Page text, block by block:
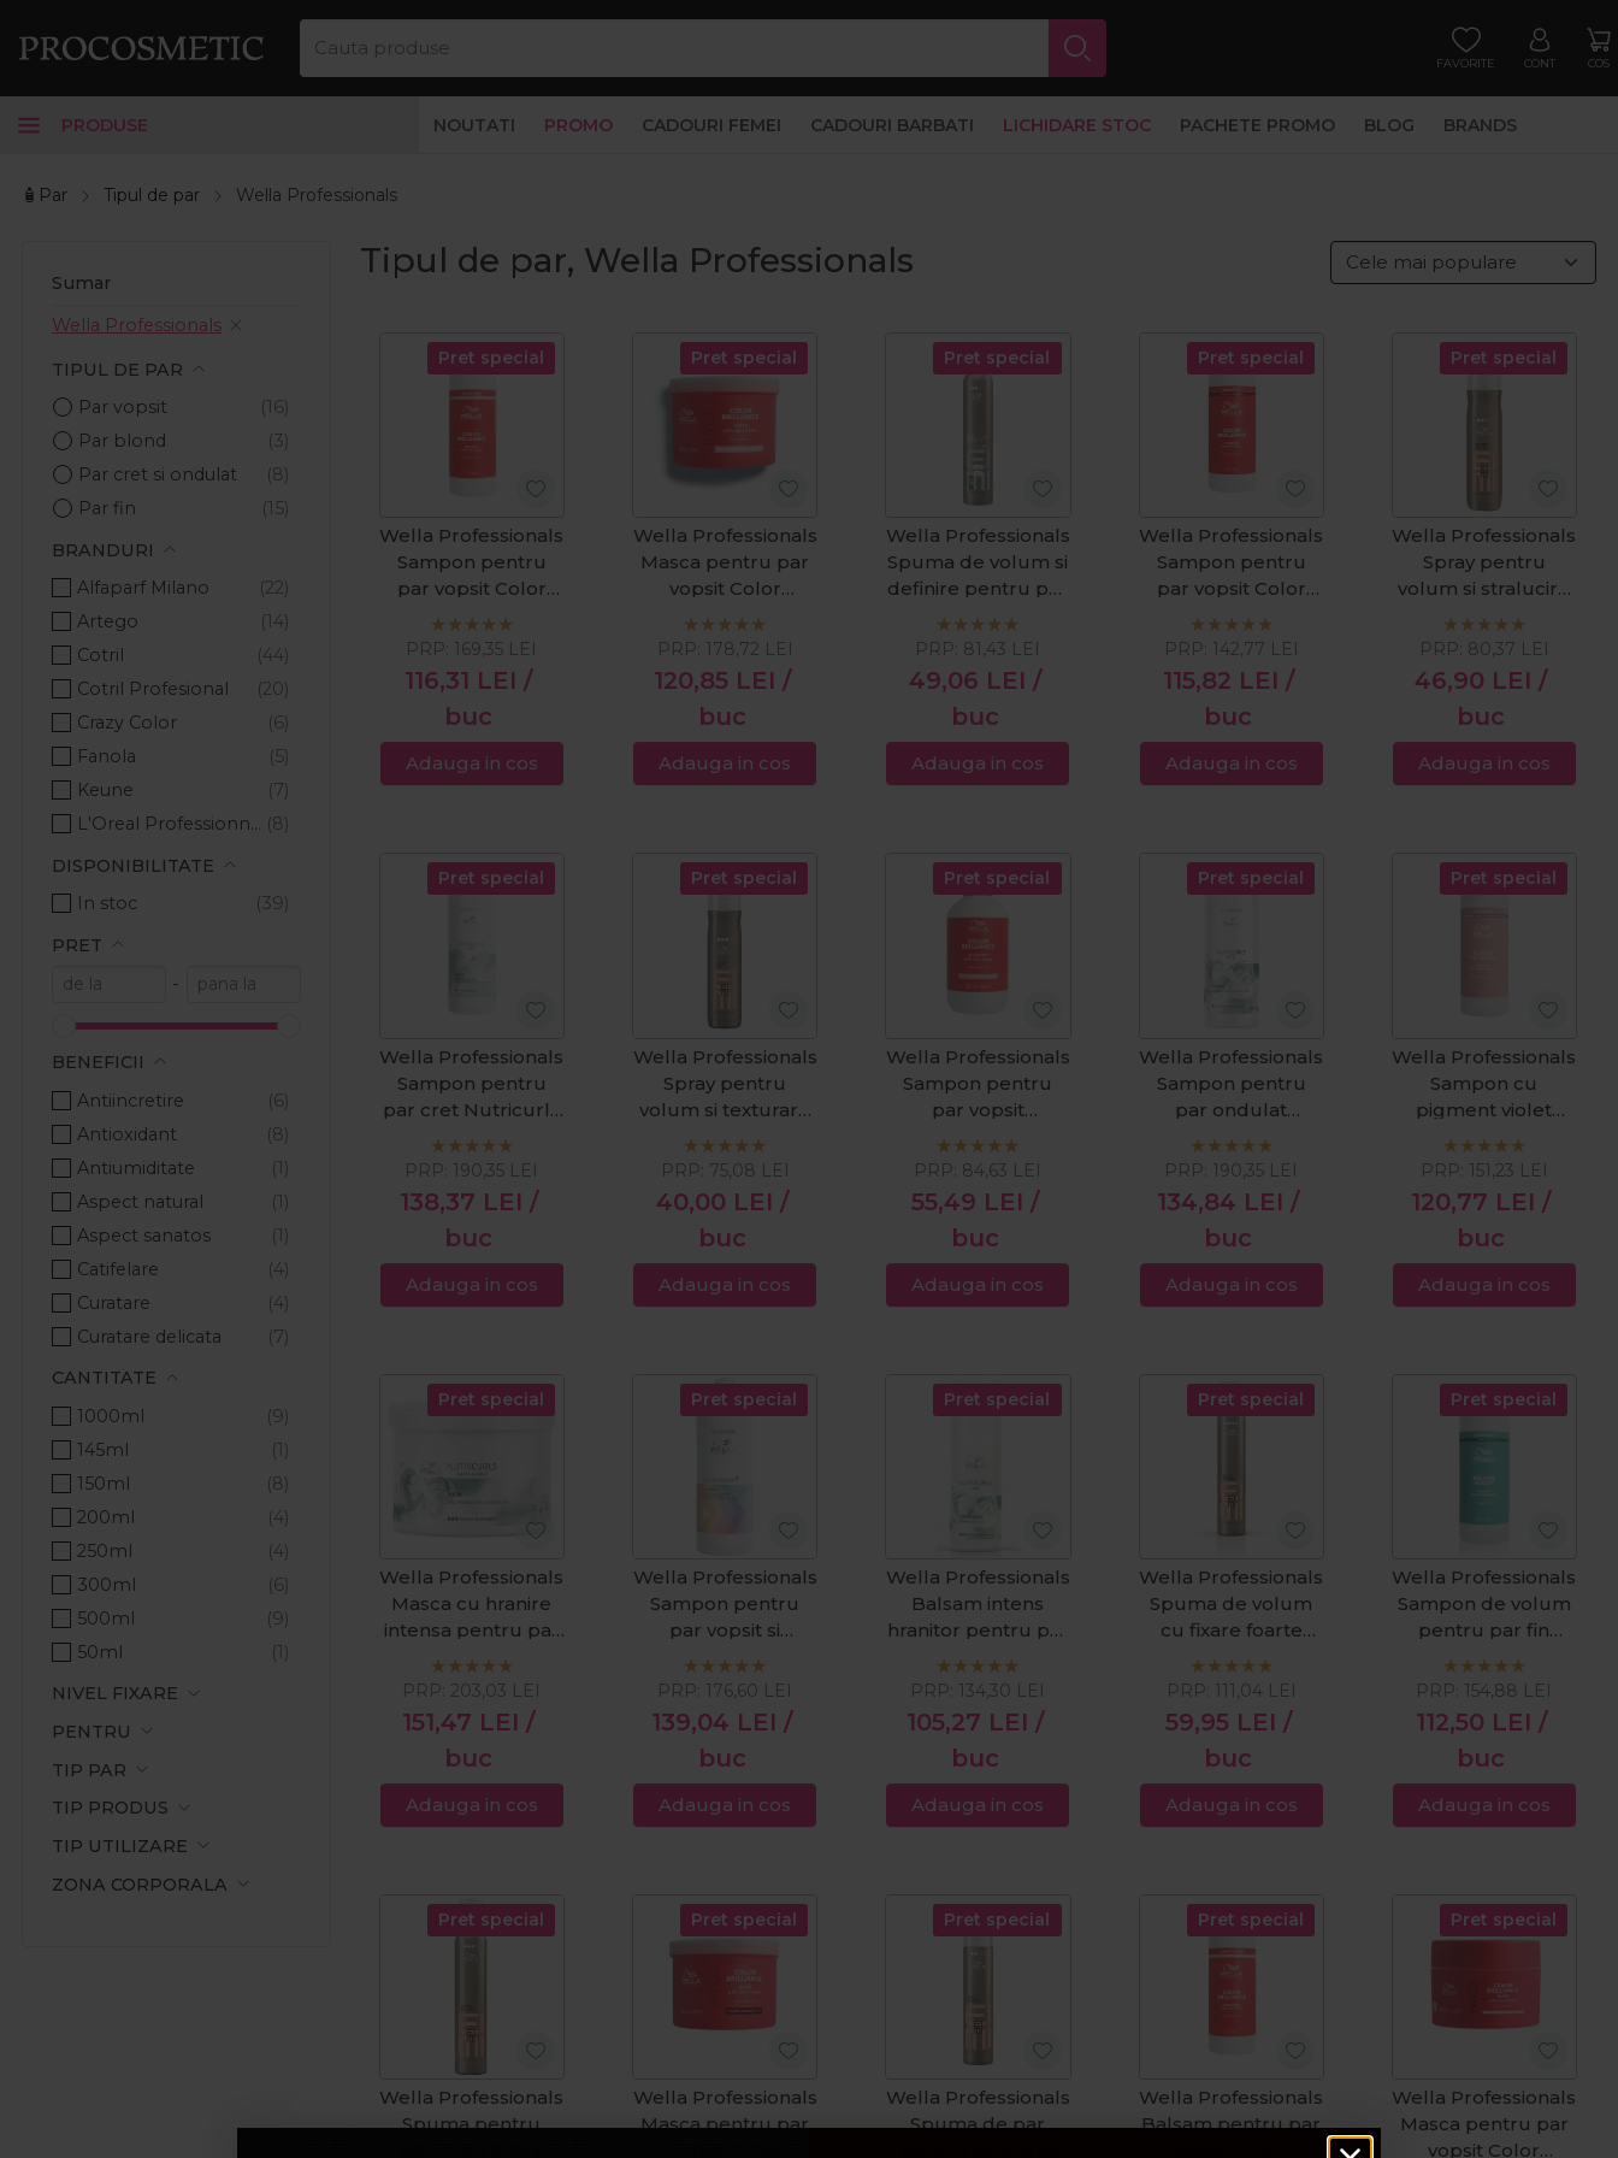
FAVORITE CONT COS
PRODUSE NOUTATI PROMO CADOURI FEMEI CADOURI BARBATI LICHIDARE STOC PACHETE PROMO BLOG BRANDS
🧴Par Tipul de par Wella Professionals
Sumar
Wella Professionals
TIPUL DE PAR
Par vopsit
Par blond
Par cret si ondulat
Par fin
BRANDURI
Alfaparf Milano
Artego
Cotril
Cotril Profesional
Crazy Color
Fanola
Keune
L'Oreal Professionnel
Lakme
Londa Professional
Pachete Promo
Ronney Professional
Wella Professionals
Wella SP
DISPONIBILITATE
In stoc
PRET
-
BENEFICII
Antiincretire
Antioxidant
Antiumiditate
Aspect natural
Aspect sanatos
Catifelare
Curatare
Curatare delicata
Curatare profunda
Luminozitate
Netezire
Par matasos
Par moale
CANTITATE
1000ml
145ml
150ml
200ml
250ml
300ml
500ml
50ml
NIVEL FIXARE
PENTRU
TIP PAR
TIP PRODUS
TIP UTILIZARE
ZONA CORPORALA
Tipul de par, Wella Professionals
Pret special
Wella Professionals
Sampon pentru
par vopsit Color
Brilliance
Fine/Medium
1000ml
116,31 LEI /
buc
PRP: 169,35 LEI
Adauga in cos
Pret special
Wella Professionals
Masca pentru par
vopsit Color
Brilliance
Fine/Medium
500ml
120,85 LEI /
buc
PRP: 178,72 LEI
Adauga in cos
Pret special
Wella Professionals
Spuma de volum si
definire pentru par
cret Eimi Nutricurls
Boost Bounce
300ml
49,06 LEI /
buc
PRP: 81,43 LEI
Adauga in cos
Pret special
Wella Professionals
Sampon pentru
par vopsit Color
Brilliance Coarse
1000ml
115,82 LEI /
buc
PRP: 142,77 LEI
Adauga in cos
Pret special
Wella Professionals
Spray pentru
volum si stralucire
Eimi Perfect Setting
150ml
46,90 LEI /
buc
PRP: 80,37 LEI
Adauga in cos
Pret special
Wella Professionals
Sampon pentru
par cret Nutricurls
Curls Medium
1000ml
138,37 LEI /
buc
PRP: 190,35 LEI
Adauga in cos
Pret special
Wella Professionals
Spray pentru
volum si texturare
Eimi Sugar Lift
150ml
40,00 LEI /
buc
PRP: 75,08 LEI
Adauga in cos
Pret special
Wella Professionals
Sampon pentru
par vopsit
fin&mediu Invigo
Color Brilliance
Fine/Medium
300ml
55,49 LEI /
buc
PRP: 84,63 LEI
Adauga in cos
Pret special
Wella Professionals
Sampon pentru
par ondulat
Nutricurls Waves
Lightweight 1000ml
134,84 LEI /
buc
PRP: 190,35 LEI
Adauga in cos
Pret special
Wella Professionals
Sampon cu
pigment violet
pentru par blond
Invigo Blonde
Recharge 1000ml
120,77 LEI /
buc
PRP: 151,23 LEI
Adauga in cos
Pret special
Wella Professionals
Masca cu hranire
intensa pentru par
cret si ondulat
Nutricurls
Waves&Curls
500ml
151,47 LEI /
buc
PRP: 203,03 LEI
Adauga in cos
Pret special
Wella Professionals
Sampon pentru
par vopsit si
deteriorat Color
Motion+ 1000ml
139,04 LEI /
buc
PRP: 176,60 LEI
Adauga in cos
Pret special
Wella Professionals
Balsam intens
hranitor pentru par
cret Nutricurls
Curlixir 150ml
105,27 LEI /
buc
PRP: 134,30 LEI
Adauga in cos
Pret special
Wella Professionals
Spuma de volum
cu fixare foarte
puternica Eimi
Shape Control
500ml
59,95 LEI /
buc
PRP: 111,04 LEI
Adauga in cos
Pret special
Wella Professionals
Sampon de volum
pentru par fin
Invigo Volume
Boost 1000ml
112,50 LEI /
buc
PRP: 154,88 LEI
Adauga in cos
Pret special
Wella Professionals
Spuma pentru
Pret special
Wella Professionals
Masca pentru par
Pret special
Wella Professionals
Spuma de par
Pret special
Wella Professionals
Balsam pentru par
Pret special
Wella Professionals
Masca pentru par
vopsit Color